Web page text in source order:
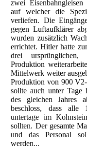
zwei
auf welcher die
verliefen. Die
gegen Luftaufklärer
wurden zusätzlich
errichtet. Hitler hatte
drei
Produktion
Mittelwerk weiter
Produktion von 900
sollte auch unter Tage
des gleichen Jahres
beschloss, dass alle
untertage im
sollten. Der gesamte
und das Personal
werden...